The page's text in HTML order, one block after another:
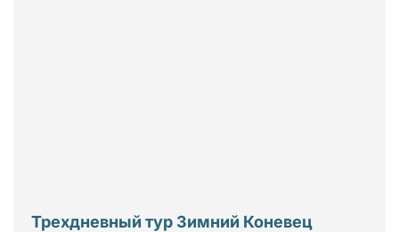
Трехдневный тур Зимний Коневец